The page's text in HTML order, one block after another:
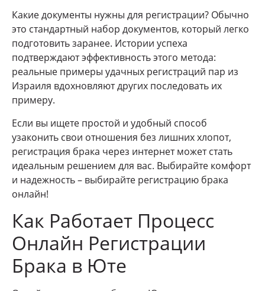
Какие документы нужны для регистрации? Обычно
это стандартный набор документов, который легко
подготовить заранее. Истории успеха
подтверждают эффективность этого метода:
реальные примеры удачных регистраций пар из
Израиля вдохновляют других последовать их
примеру.
Если вы ищете простой и удобный способ
узаконить свои отношения без лишних хлопот,
регистрация брака через интернет может стать
идеальным решением для вас. Выбирайте комфорт
и надежность – выбирайте регистрацию брака
онлайн!
Как Работает Процесс
Онлайн Регистрации
Брака в Юте